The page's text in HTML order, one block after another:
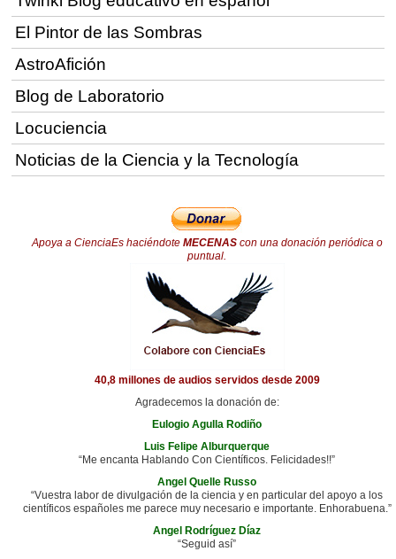
El Pintor de las Sombras
AstroAfición
Blog de Laboratorio
Locuciencia
Noticias de la Ciencia y la Tecnología
Apoya a CienciaEs haciéndote MECENAScon una donación periódica o
puntual.
40,8 millones de audios servidos desde 2009
Agradecemos la donación de:
Eulogio Agulla Rodiño
Luis Felipe Alburquerque
“Me encanta Hablando Con Científicos. Felicidades!!”
Angel Quelle Russo
“Vuestra labor de divulgación de la ciencia y en particular del apoyo a los
científicos españoles me parece muy necesario e importante. Enhorabuena.”
Angel Rodríguez Díaz
“Seguid así”